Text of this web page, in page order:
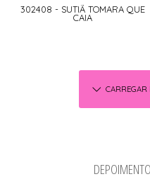
302408 - SUTIÃ TOMARA QUE
CAIA
CARREGAR